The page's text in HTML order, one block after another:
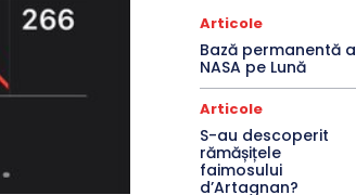
Articole
Bază permanentă a
NASA pe Lună
Articole
S-au descoperit
rămășițele
faimosului
d’Artagnan?